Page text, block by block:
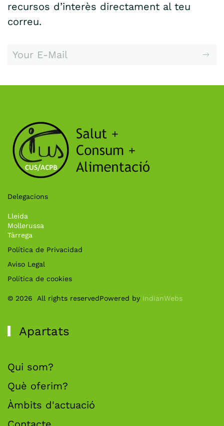
recursos d’interès directament al teu
correu.
Delegacions
Lleida
Mollerussa
Tàrrega
Política de Privacidad
Aviso Legal
Política de cookies
© 2026 All rights reservedPowered by IndianWebs
Apartats
Qui som?
Què oferim?
Àmbits d'actuació